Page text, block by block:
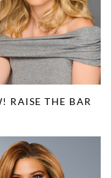
RAISE THE BAR